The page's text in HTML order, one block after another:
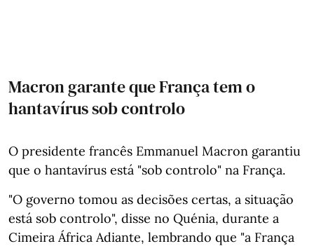
Macron garante que França tem o
hantavírus sob controlo
O presidente francês Emmanuel Macron garantiu
que o hantavírus está "sob controlo" na França.
"O governo tomou as decisões certas, a situação
está sob controlo", disse no Quénia, durante a
Cimeira África Adiante, lembrando que "a França